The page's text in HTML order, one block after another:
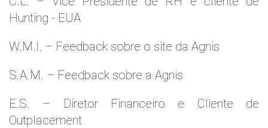
Hunting - EUA
W.M.l. – Feedback sobre o site da Agnis
S.A.M. – Feedback sobre a Agnis
E.S. – Diretor Financeiro e Cliente de
Outplacement